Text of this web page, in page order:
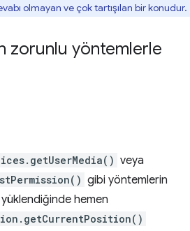
olmayan ve çok tartışılan bir konudur.
zorunlu yöntemlerle
veya
gibi yöntemlerin
yüklendiğinde hemen